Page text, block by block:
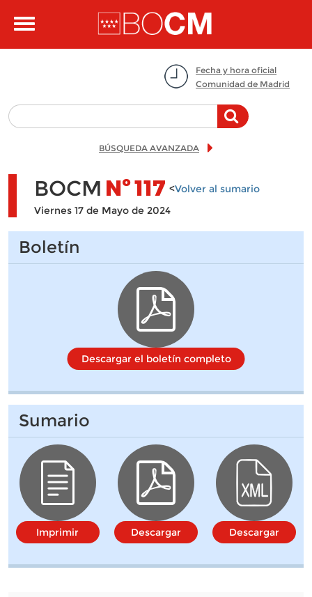
Toggle
Fecha y hora oficial
Comunidad de Madrid
BÚSQUEDA AVANZADA
BOCM Nº117 <Volver al sumario
Viernes 17 de Mayo de 2024
Boletín
Descargar el boletín completo
Sumario
Imprimir Descargar Descargar